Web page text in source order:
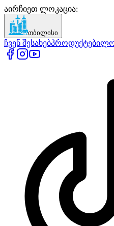
აირჩიეთ ლოკაცია:
თბილისი
ჩვენ შესახებპროდუქტები